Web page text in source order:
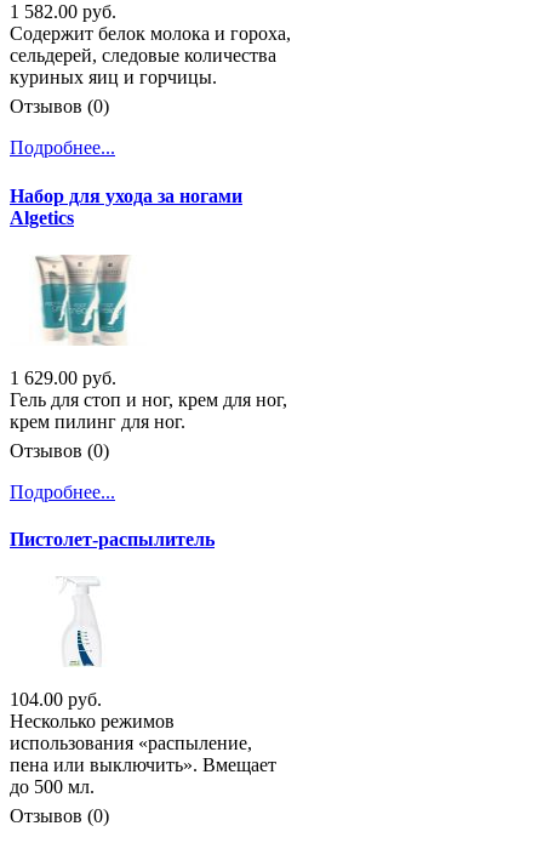
1 582.00 руб.
Содержит белок молока и гороха,
сельдерей, следовые количества
куриных яиц и горчицы.
Отзывов (0)
Подробнее...
Набор для ухода за ногами
Algetics
1 629.00 руб.
Гель для стоп и ног, крем для ног,
крем пилинг для ног.
Отзывов (0)
Подробнее...
Пистолет-распылитель
104.00 руб.
Несколько режимов
использования «распыление,
пена или выключить». Вмещает
до 500 мл.
Отзывов (0)